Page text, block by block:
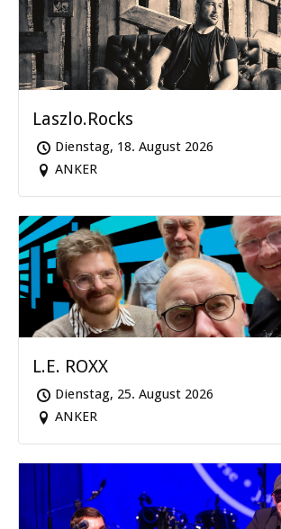
Laszlo.Rocks
Dienstag, 18. August 2026
ANKER
L.E. ROXX
Dienstag, 25. August 2026
ANKER